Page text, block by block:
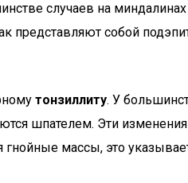
случаев на
представляют собой
тонзиллиту. У
шпателем. Эти
массы, это